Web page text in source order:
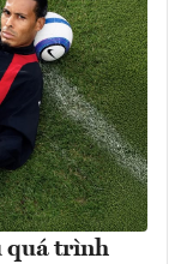
quá trình